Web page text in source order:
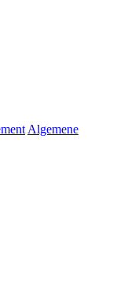
Algemene